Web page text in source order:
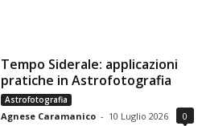
Tempo Siderale: applicazioni
pratiche in Astrofotografia
Astrofotografia
Agnese Caramanico - 10 Luglio 2026 0